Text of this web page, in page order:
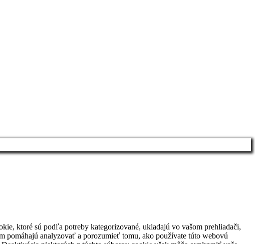
ktoré sú podľa potreby kategorizované, ukladajú vo vašom prehliadači,
pomáhajú analyzovať a porozumieť tomu, ako používate túto webovú